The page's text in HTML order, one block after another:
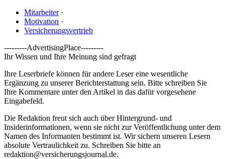
Mitarbeiter·
Motivation ·
Versicherungsvertrieb
---------AdvertisingPlace---------
Ihr Wissen und Ihre Meinung sind gefragt
Ihre Leserbriefe können für andere Leser eine wesentliche
Ergänzung zu unserer Berichterstattung sein. Bitte schreiben Sie
Ihre Kommentare unter den Artikel in das dafür vorgesehene
Eingabefeld.
Die Redaktion freut sich auch über Hintergrund- und
Insiderinformationen, wenn sie nicht zur Veröffentlichung unter dem
Namen des Informanten bestimmt ist. Wir sichern unseren Lesern
absolute Vertraulichkeit zu. Schreiben Sie bitte an
redaktion@versicherungsjournal.de.